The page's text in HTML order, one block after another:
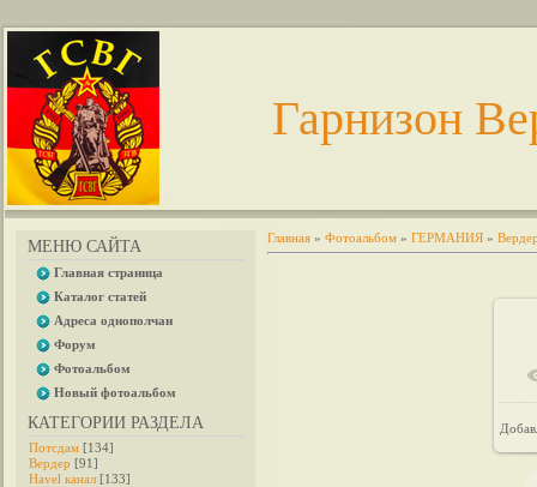
Гарнизон
МЕНЮ САЙТА
Главная страница
Каталог статей
Адреса однополчан
Форум
Фотоальбом
Новый фотоальбом
КАТЕГОРИИ РАЗДЕЛА
Потсдам [134]
Вердер [91]
Havel канал [133]
Главная » Фотоальбом » ГЕРМАНИЯ »